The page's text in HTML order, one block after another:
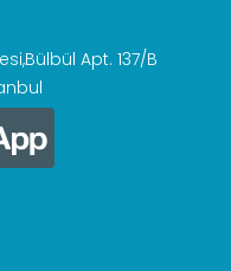
Apt. 137/B